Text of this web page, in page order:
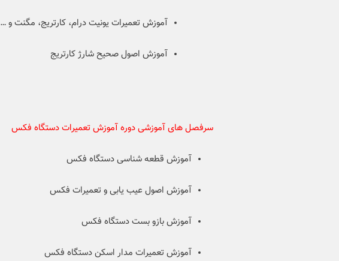
آموزش تعمیرات یونیت درام، کارتریج، مگنت و …
آموزش اصول صحیح شارژ کارتریج
سرفصل های آموزشی دوره آموزش تعمیرات دستگاه فکس
آموزش قطعه شناسی دستگاه فکس
آموزش اصول عیب یابی و تعمیرات فکس
آموزش بازو بست دستگاه فکس
آموزش تعمیرات مدار اسکن دستگاه فکس